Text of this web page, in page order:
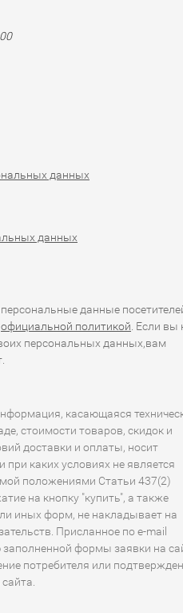
данных
данных
данные
официальной политикой . Если вы
персональных данных,вам
касающаяся
стоимости товаров, скидок и
доставки и оплаты, носит
каких условиях не является
положениями Статьи 437(2)
на кнопку "купить", а также
иных форм, не накладывает на
Присланное по e-mail
формы заявки на
потребителя или